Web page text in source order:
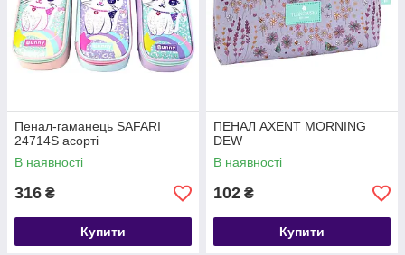
Пенал-гаманець SAFARI
24714S асорті
В наявності
316 ₴
Купити
ПЕНАЛ AXENT MORNING
DEW
В наявності
102 ₴
Купити